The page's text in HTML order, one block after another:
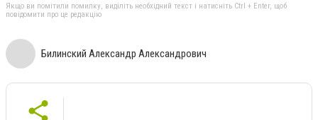
Якщо ви помітили помилку, виділіть необхідний текст і натисніть Ctrl + Enter, щоб
повідомити про це редакцію
Билинский Александр Александрович